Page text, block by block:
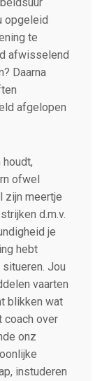
opgeleid
te
afwisselend
Daarna
afgelopen
ofwel
zijn meertje
d.m.v.
je
hebt
Jou
vaarten
blikken wat
coach over
onz
instuderen